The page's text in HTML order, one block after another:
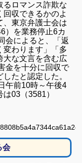
るロマンス詐欺な
回収できるかのよ
、東京弁護士会は
）を業務停止6カ
によると、「返
変わります」「多
大な文言を含む広
金を十分に回収で
たと認定した。
午前10時～午後4
03（3581）
会